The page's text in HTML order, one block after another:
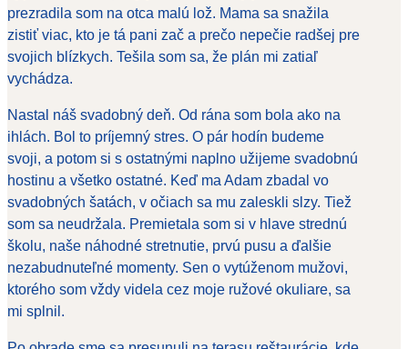
prezradila som na otca malú lož. Mama sa snažila
zistiť viac, kto je tá pani zač a prečo nepečie radšej pre
svojich blízkych. Tešila som sa, že plán mi zatiaľ
vychádza.
Nastal náš svadobný deň. Od rána som bola ako na
ihlách. Bol to príjemný stres. O pár hodín budeme
svoji, a potom si s ostatnými naplno užijeme svadobnú
hostinu a všetko ostatné. Keď ma Adam zbadal vo
svadobných šatách, v očiach sa mu zaleskli slzy. Tiež
som sa neudržala. Premietala som si v hlave strednú
školu, naše náhodné stretnutie, prvú pusu a ďalšie
nezabudnuteľné momenty. Sen o vytúženom mužovi,
ktorého som vždy videla cez moje ružové okuliare, sa
mi splnil.